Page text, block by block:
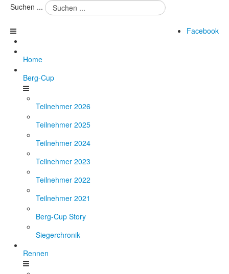
Suchen ...
Facebook
Home
Berg-Cup
Teilnehmer 2026
Teilnehmer 2025
Teilnehmer 2024
Teilnehmer 2023
Teilnehmer 2022
Teilnehmer 2021
Berg-Cup Story
Siegerchronik
Rennen